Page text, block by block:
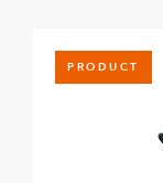
PRODUCT